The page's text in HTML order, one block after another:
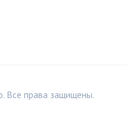
Все права защищены.